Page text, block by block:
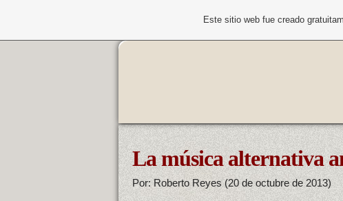
La música alternativa
Por: Roberto Reyes (20 de octubre de 2013)
Este sitio web fue creado